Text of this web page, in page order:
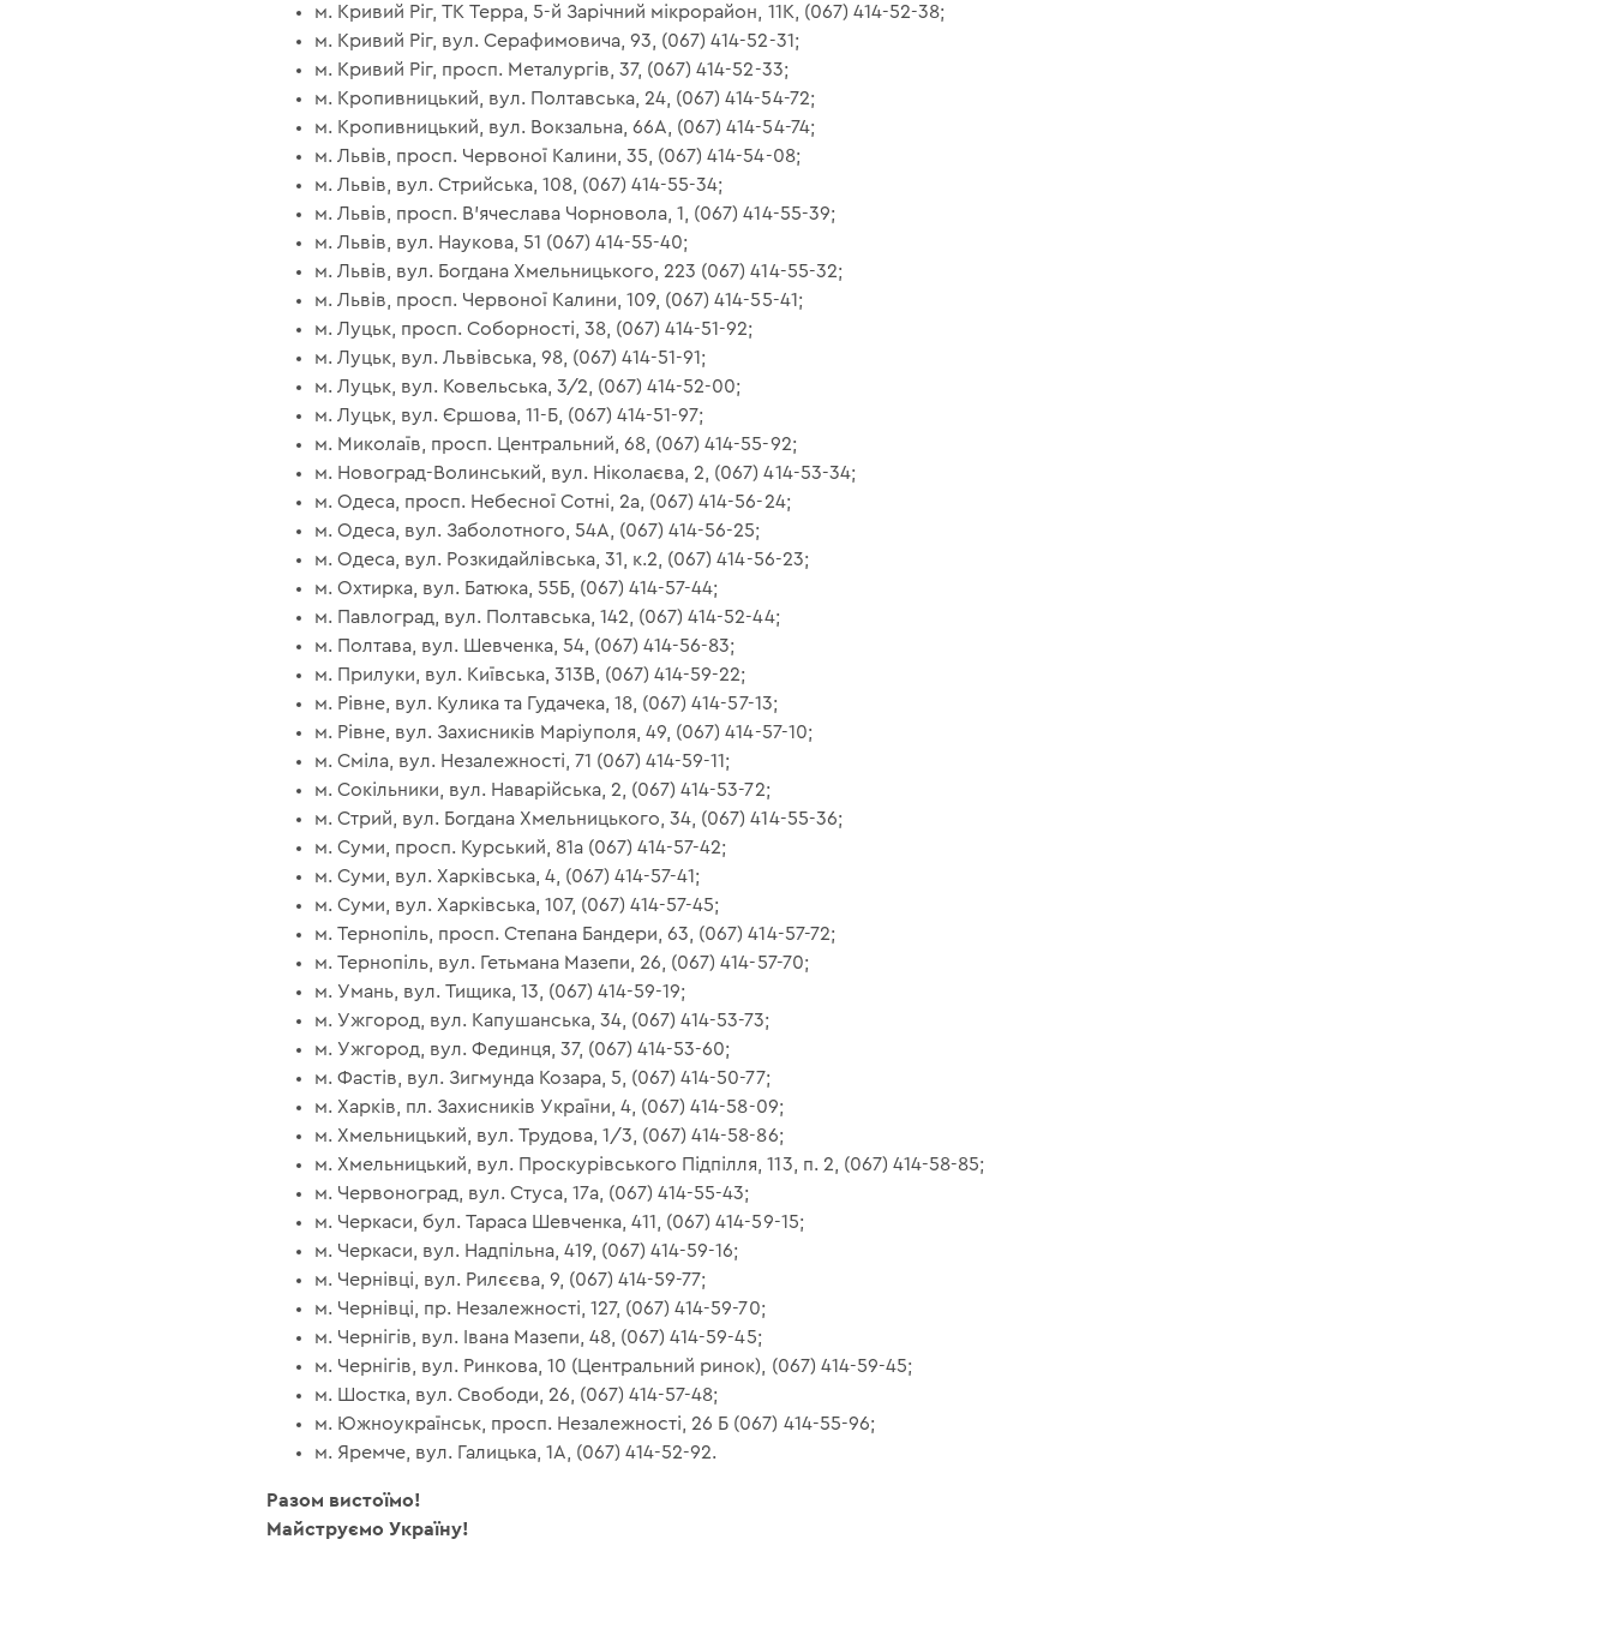
м. Кривий Ріг, ТК Терра, 5-й Зарічний мікрорайон, 11К, (067) 414-52-38;
м. Кривий Ріг, вул. Серафимовича, 93, (067) 414-52-31;
м. Кривий Ріг, просп. Металургів, 37, (067) 414-52-33;
м. Кропивницький, вул. Полтавська, 24, (067) 414-54-72;
м. Кропивницький, вул. Вокзальна, 66А, (067) 414-54-74;
м. Львів, просп. Червоної Калини, 35, (067) 414-54-08;
м. Львів, вул. Стрийська, 108, (067) 414-55-34;
м. Львів, просп. В'ячеслава Чорновола, 1, (067) 414-55-39;
м. Львів, вул. Наукова, 51 (067) 414-55-40;
м. Львів, вул. Богдана Хмельницького, 223 (067) 414-55-32;
м. Львів, просп. Червоної Калини, 109, (067) 414-55-41;
м. Луцьк, просп. Соборності, 38, (067) 414-51-92;
м. Луцьк, вул. Львівська, 98, (067) 414-51-91;
м. Луцьк, вул. Ковельська, 3/2, (067) 414-52-00;
м. Луцьк, вул. Єршова, 11-Б, (067) 414-51-97;
м. Миколаїв, просп. Центральний, 68, (067) 414-55-92;
м. Новоград-Волинський, вул. Ніколаєва, 2, (067) 414-53-34;
м. Одеса, просп. Небесної Сотні, 2а, (067) 414-56-24;
м. Одеса, вул. Заболотного, 54А, (067) 414-56-25;
м. Одеса, вул. Розкидайлівська, 31, к.2, (067) 414-56-23;
м. Охтирка, вул. Батюка, 55Б, (067) 414-57-44;
м. Павлоград, вул. Полтавська, 142, (067) 414-52-44;
м. Полтава, вул. Шевченка, 54, (067) 414-56-83;
м. Прилуки, вул. Київська, 313В, (067) 414-59-22;
м. Рівне, вул. Кулика та Гудачека, 18, (067) 414-57-13;
м. Рівне, вул. Захисників Маріуполя, 49, (067) 414-57-10;
м. Сміла, вул. Незалежності, 71 (067) 414-59-11;
м. Сокільники, вул. Наварійська, 2, (067) 414-53-72;
м. Стрий, вул. Богдана Хмельницького, 34, (067) 414-55-36;
м. Суми, просп. Курський, 81а (067) 414-57-42;
м. Суми, вул. Харківська, 4, (067) 414-57-41;
м. Суми, вул. Харківська, 107, (067) 414-57-45;
м. Тернопіль, просп. Степана Бандери, 63, (067) 414-57-72;
м. Тернопіль, вул. Гетьмана Мазепи, 26, (067) 414-57-70;
м. Умань, вул. Тищика, 13, (067) 414-59-19;
м. Ужгород, вул. Капушанська, 34, (067) 414-53-73;
м. Ужгород, вул. Фединця, 37, (067) 414-53-60;
м. Фастів, вул. Зигмунда Козара, 5, (067) 414-50-77;
м. Харків, пл. Захисників України, 4, (067) 414-58-09;
м. Хмельницький, вул. Трудова, 1/3, (067) 414-58-86;
м. Хмельницький, вул. Проскурівського Підпілля, 113, п. 2, (067) 414-58-85;
м. Червоноград, вул. Стуса, 17а, (067) 414-55-43;
м. Черкаси, бул. Тараса Шевченка, 411, (067) 414-59-15;
м. Черкаси, вул. Надпільна, 419, (067) 414-59-16;
м. Чернівці, вул. Рилєєва, 9, (067) 414-59-77;
м. Чернівці, пр. Незалежності, 127, (067) 414-59-70;
м. Чернігів, вул. Івана Мазепи, 48, (067) 414-59-45;
м. Чернігів, вул. Ринкова, 10 (Центральний ринок), (067) 414-59-45;
м. Шостка, вул. Свободи, 26, (067) 414-57-48;
м. Южноукраїнськ, просп. Незалежності, 26 Б (067) 414-55-96;
м. Яремче, вул. Галицька, 1А, (067) 414-52-92.
Разом вистоїмо!
Майструємо Україну!